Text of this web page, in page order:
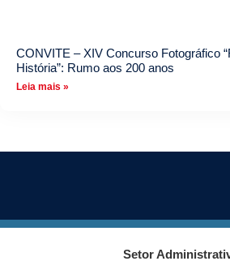
CONVITE – XIV Concurso Fotográfico
História”: Rumo aos 200 anos
Leia mais »
Setor